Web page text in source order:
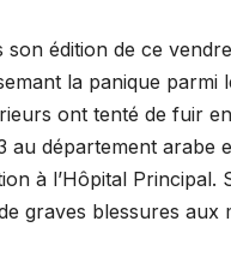
édition de ce
la panique parmi
ont tenté de fuir
au département
à l’Hôpital Principal.
graves blessures aux